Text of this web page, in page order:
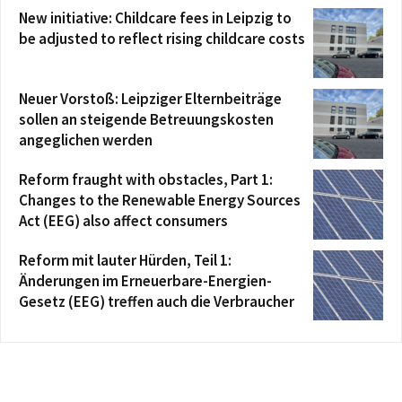
New initiative: Childcare fees in Leipzig to
be adjusted to reflect rising childcare costs
Neuer Vorstoß: Leipziger Elternbeiträge
sollen an steigende Betreuungskosten
angeglichen werden
Reform fraught with obstacles, Part 1:
Changes to the Renewable Energy Sources
Act (EEG) also affect consumers
Reform mit lauter Hürden, Teil 1:
Änderungen im Erneuerbare-Energien-
Gesetz (EEG) treffen auch die Verbraucher